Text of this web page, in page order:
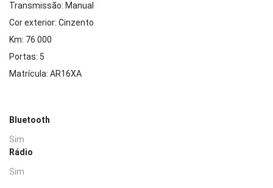
Transmissão: Manual
Cor exterior: Cinzento
Km: 76 000
Portas: 5
Matrícula: AR16XA
Bluetooth
Sim
Rádio
Sim